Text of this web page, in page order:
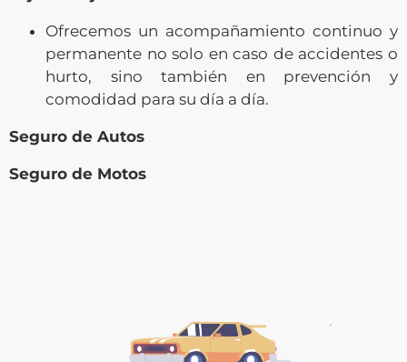
Ofrecemos un acompañamiento continuo y
permanente no solo en caso de accidentes o
hurto, sino también en prevención y
comodidad para su día a día.
Seguro de Autos
Seguro de Motos